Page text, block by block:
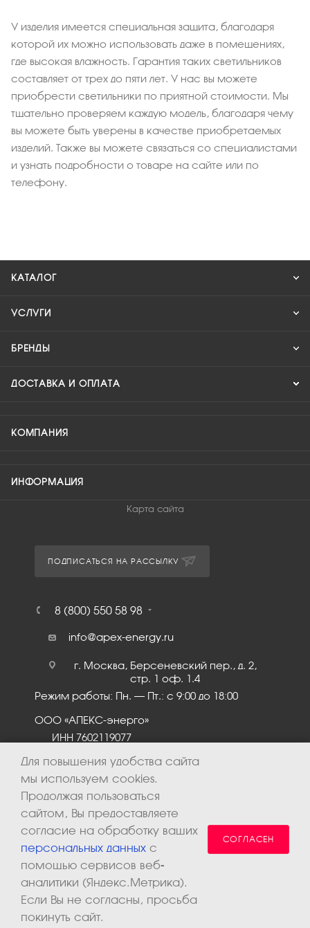
У изделия имеется специальная защита, благодаря
которой их можно использовать даже в помещениях,
где высокая влажность. Гарантия таких светильников
составляет от трех до пяти лет. У нас вы можете
приобрести светильники по приятной стоимости. Мы
тщательно проверяем каждую модель, благодаря чему
вы можете быть уверены в качестве приобретаемых
изделий. Также вы можете связаться со специалистами
и узнать подробности о товаре на сайте или по
телефону.
КАТАЛОГ
УСЛУГИ
БРЕНДЫ
ДОСТАВКА И ОПЛАТА
КОМПАНИЯ
ИНФОРМАЦИЯ
Карта сайта
ПОДПИСАТЬСЯ НА РАССЫЛКУ
8 (800) 550 58 98
info@apex-energy.ru
г. Москва, Берсеневский пер., д. 2,
стр. 1 оф. 1.4
Режим работы: Пн. – Пт.: с 9:00 до 18:00
ООО «АПЕКС-энерго»
ИНН 7602119077
2026 © ООО «Апекс-энерго». Все права защищены.
Для повышения удобства сайта
мы используем cookies.
Продолжая пользоваться
сайтом, Вы предоставляете
согласие на обработку ваших
персональных данных с
помощью сервисов веб-
аналитики (Яндекс.Метрика).
Если Вы не согласны, просьба
покинуть сайт.
СОГЛАСЕН